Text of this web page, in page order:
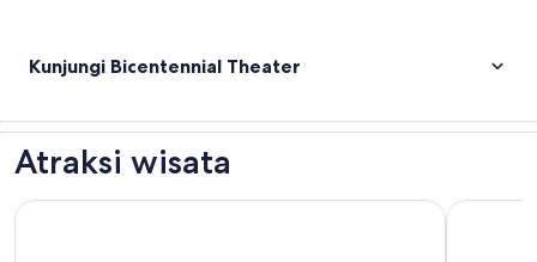
Kunjungi Bicentennial Theater
Atraksi wisata
San Juan: Jelajahi Taman Ischigualasto yang menakjubkan -
Rute